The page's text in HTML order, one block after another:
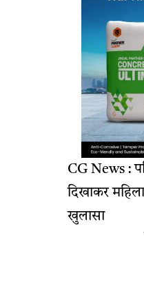
CG News :
दिखाकर
खुलासा